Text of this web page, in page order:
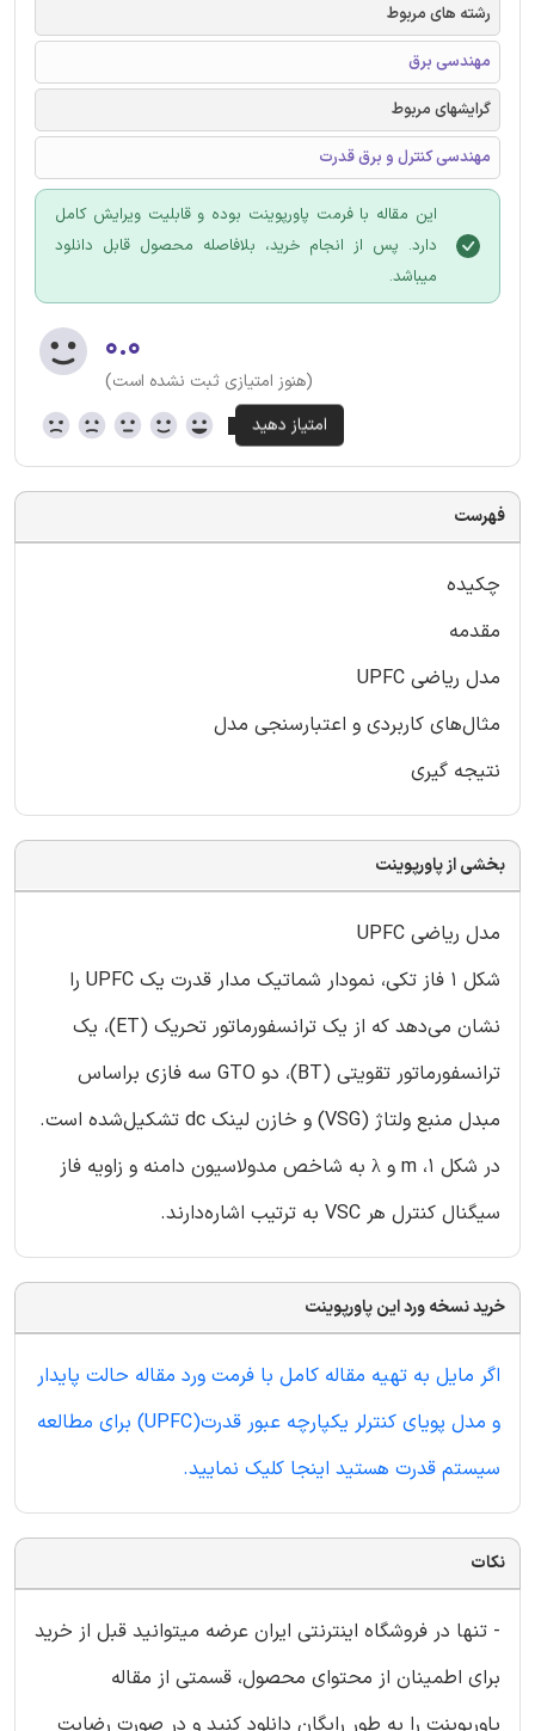
رشته های مربوط
مهندسی برق
گرایشهای مربوط
مهندسی کنترل و برق قدرت
این مقاله با فرمت پاورپوینت بوده و قابلیت ویرایش کامل
دارد. پس از انجام خرید، بلافاصله محصول قابل دانلود
میباشد.
۰.۰
(هنوز امتیازی ثبت نشده است)
فهرست
چکیده
مقدمه
مدل ریاضی UPFC
مثال‌های کاربردی و اعتبارسنجی مدل
نتیجه گیری
بخشی از پاورپوینت
مدل ریاضی UPFC
شکل 1 فاز تکی، نمودار شماتیک مدار قدرت یک UPFC را
نشان می‌دهد که از یک ترانسفورماتور تحریک (ET)، یک
ترانسفورماتور تقویتی (BT)، دو GTO سه فازی براساس
مبدل منبع ولتاژ (VSG) و خازن لینک dc تشکیل‌شده است.
در شکل 1، m و λ به شاخص مدولاسیون دامنه و زاویه فاز
سیگنال کنترل هر VSC به ترتیب اشاره‌دارند.
خرید نسخه ورد این پاورپوینت
اگر مایل به تهیه مقاله کامل با فرمت ورد مقاله حالت پایدار
و مدل پویای کنترلر یکپارچه عبور قدرت(UPFC) برای مطالعه
سیستم قدرت هستید اینجا کلیک نمایید.
نکات
- تنها در فروشگاه اینترنتی ایران عرضه میتوانید قبل از خرید
برای اطمینان از محتوای محصول، قسمتی از مقاله